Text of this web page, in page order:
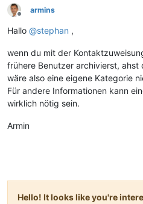
Offline
armins
Hallo @stephan ,
wenn du mit der
frühere Benutzer archivierst, ahst
wäre also eine eigene Kategorie
Für andere Informationen kann
wirklich nötig sein.
Armin
Hello! It looks like you're